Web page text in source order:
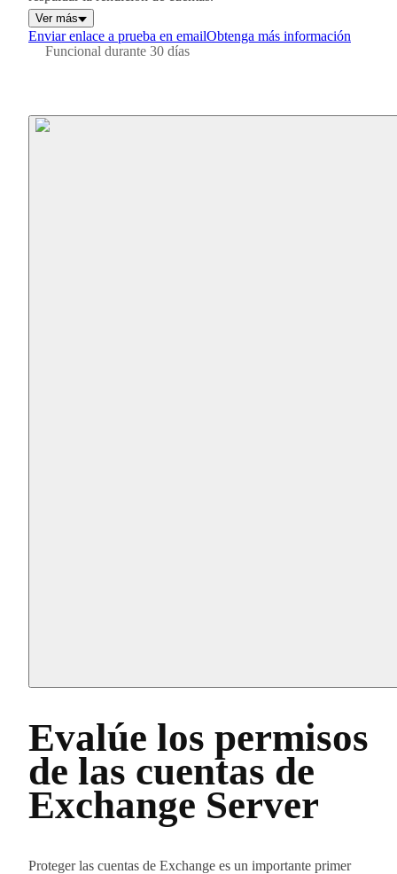
Ver más
Enviar enlace a prueba en email
Funcional durante 30 días
Obtenga más información
Evalúe los permisos
de las cuentas de
Exchange Server
Proteger las cuentas de Exchange es un importante primer